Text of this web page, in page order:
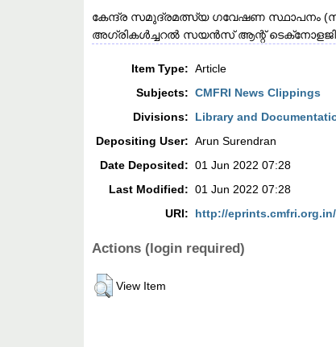
കേന്ദ്ര സമുദ്രമത്സ്യ ഗവേഷണ സ്ഥാപനം
അഗ്രികൾച്ചറൽ സയൻസ് ആന്റ് ടെക്‌നോളജി
Item Type: Article
Subjects: CMFRI News Clippings
Divisions:
Library and
Depositing User: Arun Surendran
Date Deposited: 01 Jun 2022 07:28
Last Modified: 01 Jun 2022 07:28
URI:
http://
Actions (login required)
View Item